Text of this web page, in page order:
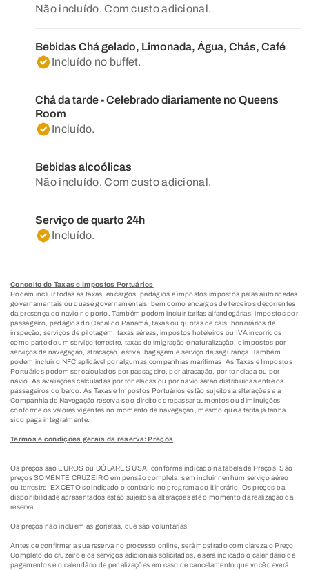
Não incluído. Com custo adicional.
Bebidas Chá gelado, Limonada, Água, Chás, Café
Incluído no buffet.
Chá da tarde - Celebrado diariamente no Queens
Room
Incluído.
Bebidas alcoólicas
Não incluído. Com custo adicional.
Serviço de quarto 24h
Incluído.
Conceito de Taxas e Impostos Portuários
Podem incluir todas as taxas, encargos, pedágios e impostos impostos pelas autoridades
governamentais ou quase governamentais, bem como encargos de terceiros decorrentes
da presença do navio no porto. Também podem incluir tarifas alfandegárias, impostos por
passageiro, pedágios do Canal do Panamá, taxas ou quotas de cais, honorários de
inspeção, serviços de pilotagem, taxas aéreas, impostos hoteleiros ou IVA incorridos
como parte de um serviço terrestre, taxas de imigração e naturalização, e impostos por
serviços de navegação, atracação, estiva, bagagem e serviço de segurança. Também
podem incluir o NFC aplicável por algumas companhias marítimas. As Taxas e Impostos
Portuários podem ser calculados por passageiro, por atracação, por tonelada ou por
navio. As avaliações calculadas por toneladas ou por navio serão distribuídas entre os
passageiros do barco. As Taxas e Impostos Portuários estão sujeitos a alterações e a
Companhia de Navegação reserva-se o direito de repassar aumentos ou diminuições
conforme os valores vigentes no momento da navegação, mesmo que a tarifa já tenha
sido paga integralmente.
Termos e condições gerais da reserva: Preços
Os preços são EUROS ou DÓLARES USA, conforme indicado na tabela de Preços. São
preços SOMENTE CRUZEIRO em pensão completa, sem incluir nenhum serviço aéreo
ou terrestre, EXCETO se indicado o contrário no programa do itinerário. Os preços e a
disponibilidade apresentados estão sujeitos a alterações até o momento da realização da
reserva.
Os preços não incluem as gorjetas, que são voluntárias.
Antes de confirmar a sua reserva no processo online, será mostrado com clareza o Preço
Completo do cruzeiro e os serviços adicionais solicitados, e será indicado o calendário de
pagamentos e o calendário de penalizações em caso de cancelamento que você deverá